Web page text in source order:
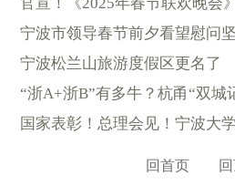
官宣！《2025年春节联欢晚会
宁波市领导春节前夕看望慰问
宁波松兰山旅游度假区更名了
“浙A+浙B”有多牛？杭甬“双城
国家表彰！总理会见！宁波大
回首页